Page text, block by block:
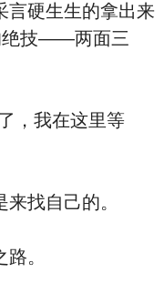
硬生生的拿出来
绝技――两面三
我在这里等
找自己的。
。